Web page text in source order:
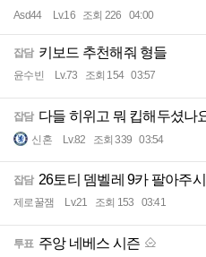
Asd44 Lv.16 조회 226 04:00
잡담 키보드 추천해줘 형들
윤수빈 Lv.73 조회 154 03:57
잡담 다들 히위고 뭐 킵해두셨나
신혼 Lv.82 조회 339 03:54
잡담 26토티 뎀벨레 9카 팔아주
제로꿀잼 Lv.21 조회 153 03:41
투표 주앙 네베스 시즌